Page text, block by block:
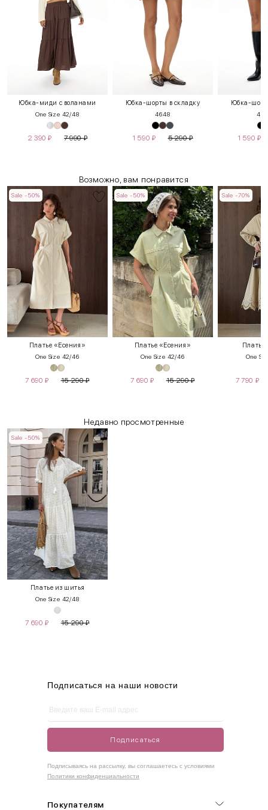
Юбка-миди с воланами
One Size 42/48
2 390 ₽ 7 990₽
Юбка-шорты в складку
4648
1 590 ₽ 5 290₽
Юбка-
40
1 590 ₽
Возможно, вам понравится
Sale -50%
Платье «Есения»
One Size 42/46
7 690 ₽ 15 290₽
Sale -50%
Платье «Есения»
One Size 42/46
7 690 ₽ 15 290₽
Sale -70%
One
7 790 ₽
Недавно просмотренные
Sale -50%
Платье из шитья
One Size 42/48
7 690 ₽ 15 290₽
INT RUS
XS 40-42
42-44
42-50
Как правильно себя обмерить
Измеряется по самым выступающим точкам.
Покупателям
Подписаться на наши новости
Подписаться
Подписываясь на рассылку, вы соглашаетесь с условиями
Политики конфиденциальности